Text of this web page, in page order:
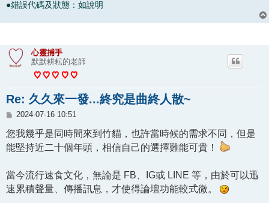
●錯誤代碼及狀態：如說明
心靈捕手
默默耕耘的老師
Re: 久久來一發...終究是曲終人散~
文
2024-07-16 10:51
您我幾乎是同時間來到竹貓，也許當時候的需求不同，但是
能堅持近二十個年頭，相信自己的選擇難能可貴！
當今流行速食文化，無論是 FB、IG或 LINE 等，由於可以迅
速累積聲量、傳播訊息，才使得論壇功能較式微。